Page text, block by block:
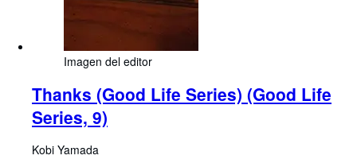
Imagen del editor
Thanks (Good Life Series) (Good Life
Series, 9)
Kobi Yamada